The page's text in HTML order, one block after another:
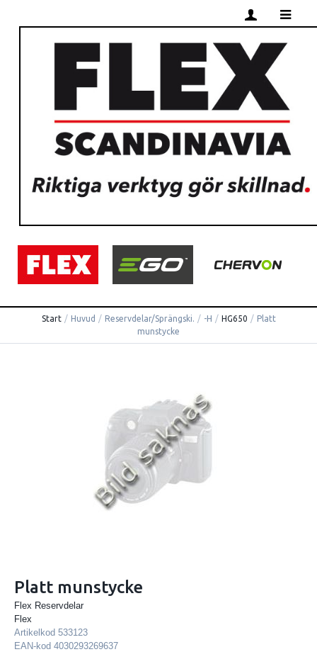
Start / Huvud / Reservdelar/Sprängski. / -H / HG650 / Platt
munstycke
Platt munstycke
Flex Reservdelar
Flex
Artikelkod 533123
EAN-kod 4030293269637